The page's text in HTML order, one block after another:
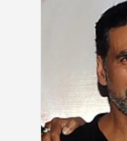
মণিপুরে
বেবিচক ভাগ
ইরানের
পশ্চিমবঙ্গে
‘হ্যাঁ’